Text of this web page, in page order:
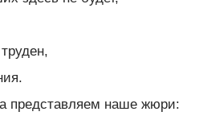
представляем наше жюри: